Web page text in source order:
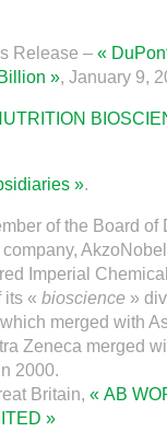
Release – «
», January 9,
».
of the Board of
Imperial
its « bioscience»
merged with
Zeneca merged
2000.
Britain, « AB
»